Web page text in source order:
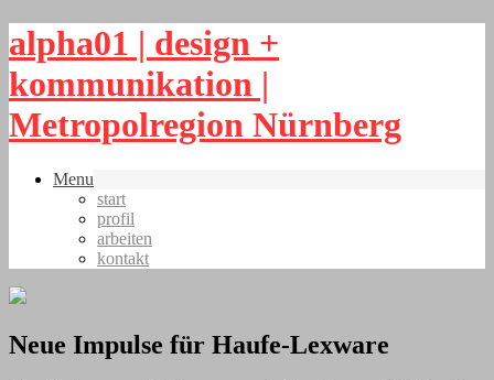
alpha01 | design +
kommunikation |
Metropolregion Nürnberg
Menu
start
profil
arbeiten
kontakt
Neue Impulse für Haufe-Lexware